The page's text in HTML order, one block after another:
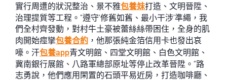
實行周遭的狀況整治、景不雅包養妹打造、文明晉陞、
治理提質等工程。“遵守‘修舊如舊、最小干涉’準繩，我
們全村齊發動，對村牛土豪被蕾絲絲帶困住，全身的肌
肉開始痙攣包養合約 ，他那張純金箔信用卡也發出哀
嚎。汗包養app青文明館、四堂文明館、白色文明館、
冀南銀行展館、八路軍總部原址等停止改革晉陞。”路
志勇說，他們應用閑置的石頭平易近房，打造咖啡廳、